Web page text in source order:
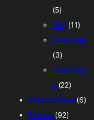
(5)
PDF(11)
Showreel
(3)
Video/Clip
s (22)
Presseartikel (6)
Projekt(92)